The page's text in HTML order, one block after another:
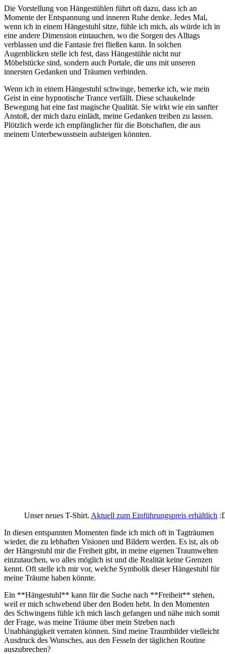
Die⁢ Vorstellung von Hängestühlen führt oft dazu, dass ich an
‌Momente der Entspannung und inneren Ruhe denke. Jedes Mal,
wenn ich in einem Hängestuhl sitze, fühle ich​ mich, als würde ich in
eine andere Dimension eintauchen, wo die Sorgen⁢ des Alltags
verblassen und die Fantasie⁣ frei ⁣fließen kann. In solchen​
Augenblicken stelle ich fest, dass Hängestühle nicht nur
Möbelstücke sind, sondern auch Portale, die uns mit unseren
innersten Gedanken und Träumen verbinden.
Wenn ich in ‌einem Hängestuhl schwinge, bemerke ich, wie mein
Geist in eine hypnotische Trance verfällt. Diese schaukelnde ​
Bewegung hat eine fast magische Qualität. Sie wirkt wie ein sanfter
Anstoß, der mich dazu einlädt, meine Gedanken treiben zu lassen.
Plötzlich werde ich empfänglicher für die Botschaften, ‌die aus
meinem Unterbewusstsein aufsteigen könnten.
Unser neues T-Shirt. Aktuell zum Einführungspreis erhältlich
In diesen entspannten Momenten finde ich⁢ mich oft in Tagträumen​
wieder, die ‌zu lebhaften​ Visionen und Bildern werden. Es ist, als ob
der ‌Hängestuhl mir die Freiheit gibt, in meine eigenen Traumwelten
⁣einzutauchen, wo alles ‌möglich ist und die Realität keine Grenzen
kennt. Oft stelle ich mir vor, welche Symbolik dieser Hängestuhl für
meine Träume haben könnte.
Ein **Hängestuhl** kann für die Suche nach **Freiheit** stehen,
weil er mich schwebend über den Boden hebt. In den⁣ Momenten
des Schwingens fühle ich mich lasch gefangen und nähe mich somit
der Frage, was meine Träume über mein Streben nach
Unabhängigkeit verraten können. Sind meine Traumbilder vielleicht
Ausdruck des Wunsches, aus⁣ den Fesseln der täglichen Routine
auszubrechen?